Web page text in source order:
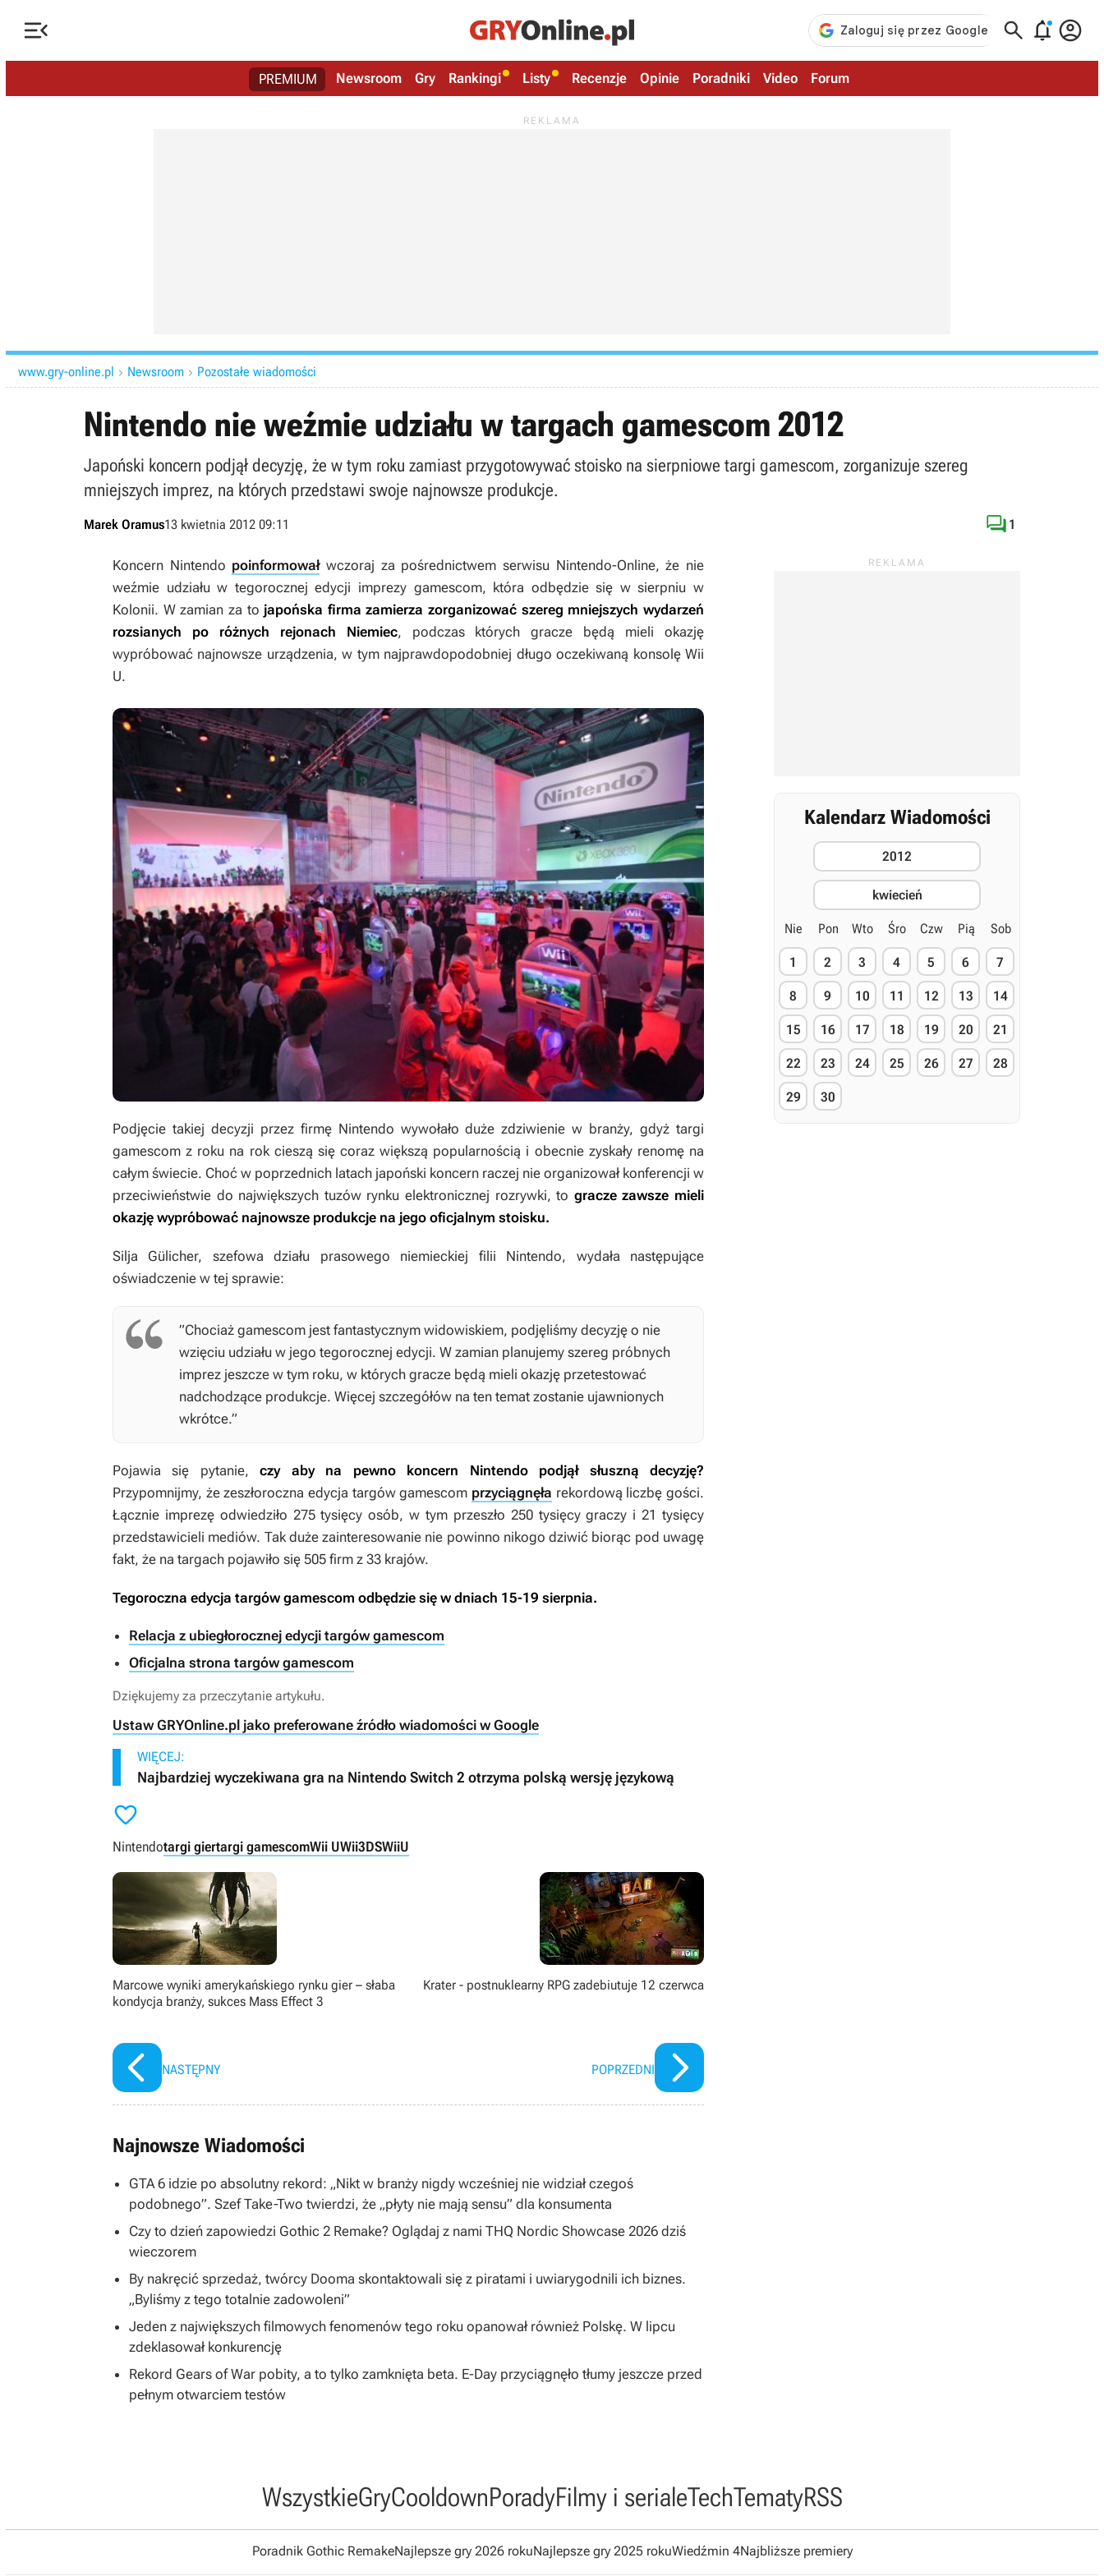
   
PREMIUM Newsroom Gry Rankingi Listy Recenzje Opinie Poradniki Video Forum
www.gry-online.pl  Newsroom  Pozostałe wiadomości
Nintendo nie weźmie udziału w targach gamescom 2012
Japoński koncern podjął decyzję, że w tym roku zamiast przygotowywać stoisko na sierpniowe targi gamescom, zorganizuje szereg
mniejszych imprez, na których przedstawi swoje najnowsze produkcje.
Marek Oramus13 kwietnia 2012 09:11  1
Koncern Nintendo poinformowałwczoraj za pośrednictwem serwisu Nintendo-Online, że nie
weźmie udziału w tegorocznej edycji imprezy gamescom, która odbędzie się w sierpniu w
Kolonii. W zamian za to japońska firma zamierza zorganizować szereg mniejszych wydarzeń
rozsianych po różnych rejonach Niemiec, podczas których gracze będą mieli okazję
wypróbować najnowsze urządzenia, w tym najprawdopodobniej długo oczekiwaną konsolę Wii
U.
Podjęcie takiej decyzji przez firmę Nintendo wywołało duże zdziwienie w branży, gdyż targi
gamescom z roku na rok cieszą się coraz większą popularnością i obecnie zyskały renomę na
całym świecie. Choć w poprzednich latach japoński koncern raczej nie organizował konferencji w
przeciwieństwie do największych tuzów rynku elektronicznej rozrywki, to gracze zawsze mieli
okazję wypróbować najnowsze produkcje na jego oficjalnym stoisku.
Silja Gülicher, szefowa działu prasowego niemieckiej filii Nintendo, wydała następujące
oświadczenie w tej sprawie:
”Chociaż gamescom jest fantastycznym widowiskiem, podjęliśmy decyzję o nie
wzięciu udziału w jego tegorocznej edycji. W zamian planujemy szereg próbnych
imprez jeszcze w tym roku, w których gracze będą mieli okazję przetestować
nadchodzące produkcje. Więcej szczegółów na ten temat zostanie ujawnionych
wkrótce.”
Pojawia się pytanie,czy aby na pewno koncern Nintendo podjął słuszną decyzję?
Przypomnijmy, że zeszłoroczna edycja targów gamescom przyciągnęła rekordową liczbę gości.
Łącznie imprezę odwiedziło 275 tysięcy osób, w tym przeszło 250 tysięcy graczy i 21 tysięcy
przedstawicieli mediów. Tak duże zainteresowanie nie powinno nikogo dziwić biorąc pod uwagę
fakt, że na targach pojawiło się 505 firm z 33 krajów.
Tegoroczna edycja targów gamescom odbędzie się w dniach 15-19 sierpnia.
Relacja z ubiegłorocznej edycji targów gamescom
Oficjalna strona targów gamescom
Dziękujemy za przeczytanie artykułu.
Ustaw GRYOnline.pl jako preferowane źródło wiadomości w Google
WIĘCEJ:
Najbardziej wyczekiwana gra na Nintendo Switch 2 otrzyma polską wersję językową

Nintendotargi giertargi gamescomWii UWii3DSWiiU
Marcowe wyniki amerykańskiego rynku gier – słaba
kondycja branży, sukces Mass Effect 3
NASTĘPNY
Krater - postnuklearny RPG zadebiutuje 12 czerwca
POPRZEDNI
Najnowsze Wiadomości
GTA 6 idzie po absolutny rekord: „Nikt w branży nigdy wcześniej nie widział czegoś
podobnego”. Szef Take-Two twierdzi, że „płyty nie mają sensu” dla konsumenta
Czy to dzień zapowiedzi Gothic 2 Remake? Oglądaj z nami THQ Nordic Showcase 2026 dziś
wieczorem
By nakręcić sprzedaż, twórcy Dooma skontaktowali się z piratami i uwiarygodnili ich biznes.
„Byliśmy z tego totalnie zadowoleni”
Jeden z największych filmowych fenomenów tego roku opanował również Polskę. W lipcu
zdeklasował konkurencję
Rekord Gears of War pobity, a to tylko zamknięta beta. E-Day przyciągnęło tłumy jeszcze przed
pełnym otwarciem testów
Kalendarz Wiadomości
2012
kwiecień
Nie Pon Wto Śro Czw Pią Sob
1 2 3 4 5 6 7
8 9 10 11 12 13 14
15 16 17 18 19 20 21
22 23 24 25 26 27 28
29 30
WszystkieGryCooldownPoradyFilmy i serialeTechTematyRSS
Poradnik Gothic RemakeNajlepsze gry 2026 rokuNajlepsze gry 2025 rokuWiedźmin 4Najbliższe premiery